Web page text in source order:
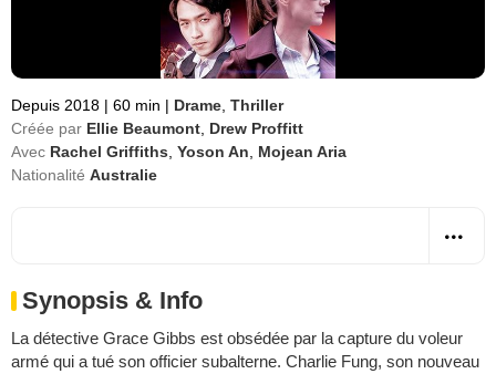
Depuis 2018 | 60 min | Drame Thriller
Créée par Ellie Beaumont Drew Proffitt
Avec Rachel Griffiths Yoson An
Mojean Aria
Nationalité Australie
Synopsis & Info
La détective Grace Gibbs est obsédée par la capture du voleur
armé qui a tué son officier subalterne. Charlie Fung, son nouveau